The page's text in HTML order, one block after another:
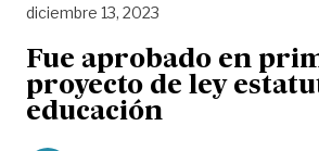
diciembre 13, 2023
Fue aprobado en
proyecto de ley
educación